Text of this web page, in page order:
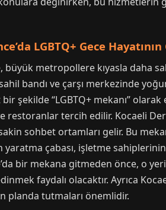
LGBTQ+ Gece
büyük metropollere kıyasla daha
bandı ve çarşı merkezinde
bir şekilde “LGBTQ+ mekanı”
restoranlar tercih edilir. Kocaeli
sohbet ortamları gelir. Bu
yaratma çabası, işletme
bir mekana gitmeden önce, o
faydalı olacaktır. Ayrıca
planda tutmaları önemlidir.